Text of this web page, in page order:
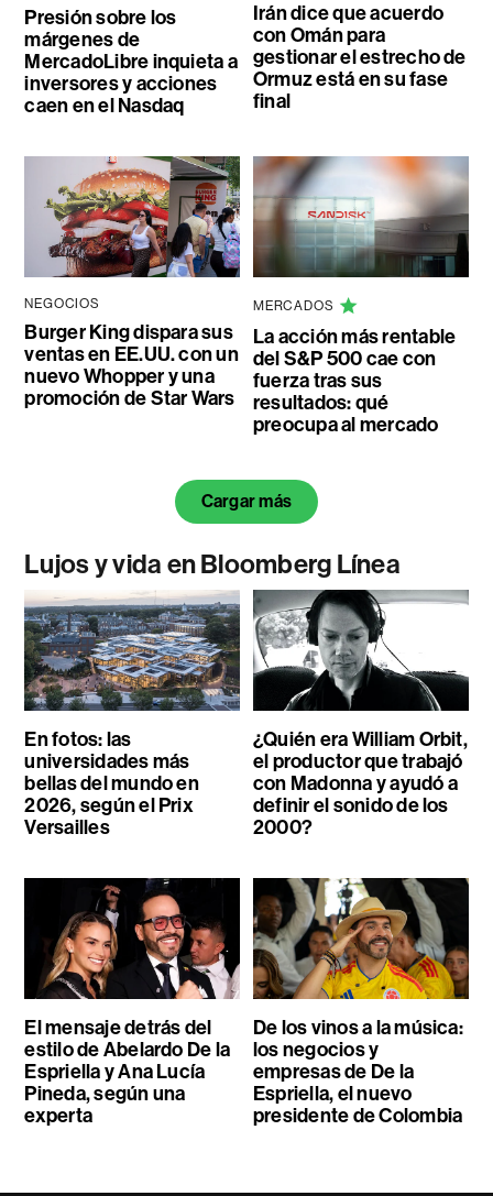
Presión sobre los
márgenes de
MercadoLibre inquieta a
inversores y acciones
caen en el Nasdaq
Irán dice que acuerdo
con Omán para
gestionar el estrecho de
Ormuz está en su fase
final
NEGOCIOS
Burger King dispara sus
ventas en EE.UU. con un
nuevo Whopper y una
promoción de Star Wars
MERCADOS
La acción más rentable
del S&P 500 cae con
fuerza tras sus
resultados: qué
preocupa al mercado
Cargar más
Lujos y vida en Bloomberg Línea
En fotos: las
universidades más
bellas del mundo en
2026, según el Prix
Versailles
¿Quién era William Orbit,
el productor que trabajó
con Madonna y ayudó a
definir el sonido de los
2000?
El mensaje detrás del
estilo de Abelardo De la
Espriella y Ana Lucía
Pineda, según una
experta
De los vinos a la música:
los negocios y
empresas de De la
Espriella, el nuevo
presidente de Colombia